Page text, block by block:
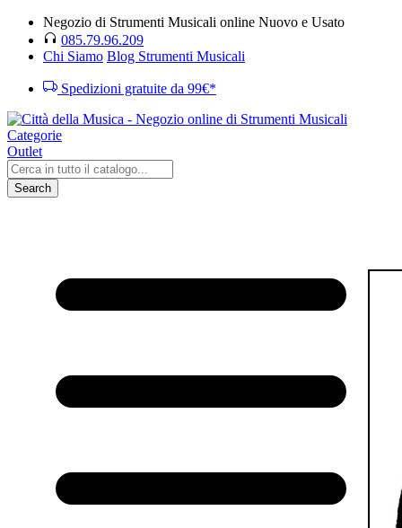
Negozio di Strumenti Musicali online Nuovo e Usato
085.79.96.209
Chi Siamo Blog Strumenti Musicali
Spedizioni gratuite da 99€*
Categorie
Outlet
Search